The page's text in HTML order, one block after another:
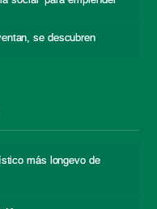
se descubren
más longevo de